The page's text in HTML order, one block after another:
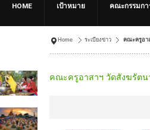
HOME เป้าหมาย คณะกรรมกา
Home ระเบียงข่าว คณะครูอา
คณะครูอาสาฯ วัดสังฆรัตน